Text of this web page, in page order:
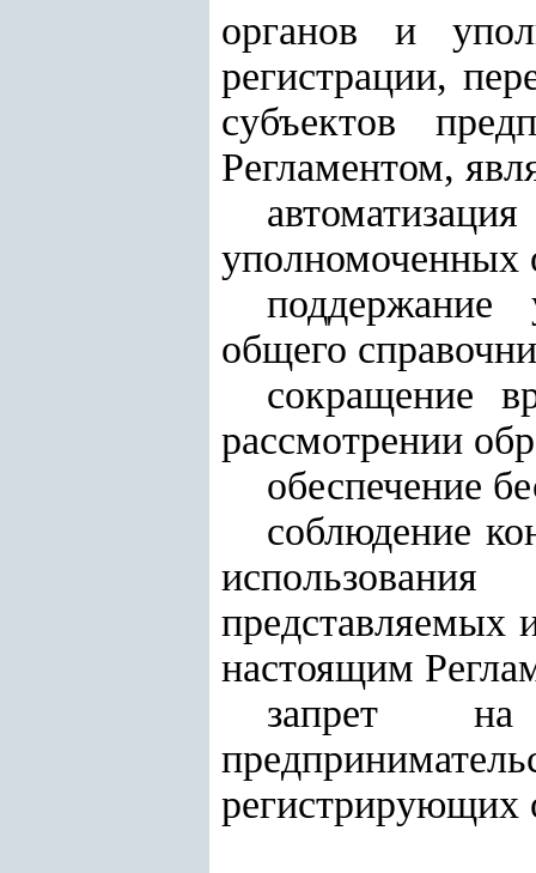
органов и
регистрации,
субъектов
Регламентом,
уполномоченных
поддержание
общего
сокращение
рассмотрении
обеспечение
соблюдение
представляемых
настоящим
запрет на
регистрирующих